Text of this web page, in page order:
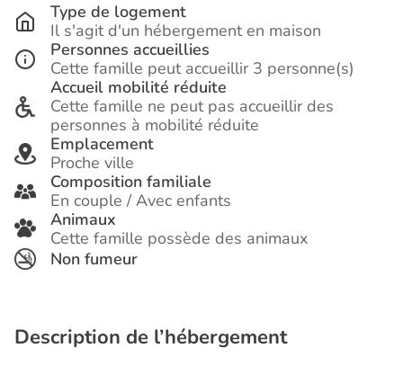
Type de logement
Il s'agit d'un hébergement en maison
Personnes accueillies
Cette famille peut accueillir 3 personne(s)
Accueil mobilité réduite
Cette famille ne peut pas accueillir des
personnes à mobilité réduite
Emplacement
Proche ville
Composition familiale
En couple / Avec enfants
Animaux
Cette famille possède des animaux
Non fumeur
Description de l’hébergement